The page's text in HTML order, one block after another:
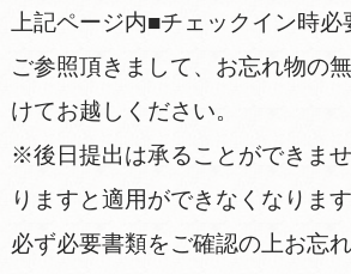
上記ページ内■チェックイン時必
ご参照頂きまして、お忘れ物の
けてお越しください。
※後日提出は承ることができま
りますと適用ができなくなりま
必ず必要書類をご確認の上お忘